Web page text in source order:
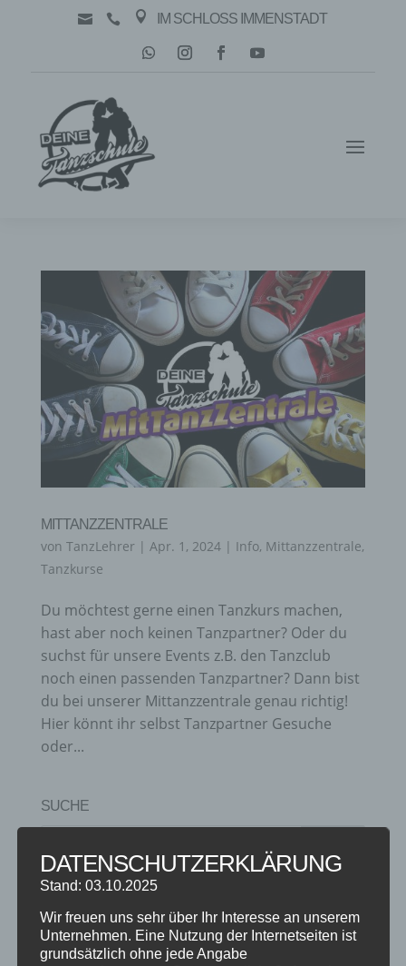
   IM SCHLOSS IMMENSTADT
MITTANZZENTRALE
von TanzLehrer | Apr. 1, 2024| Info, Mittanzzentrale,
Tanzkurse
Du möchtest gerne einen Tanzkurs machen,
hast aber noch keinen Tanzpartner? Oder du
suchst für unsere Events z.B. den Tanzclub
noch einen passenden Tanzpartner? Dann bist
du bei unserer Mittanzzentrale genau richtig!
Hier könnt ihr selbst Tanzpartner Gesuche
oder...
SUCHE
SCHNUPPERTAG 2026
Abschlussball 2026
DATENSCHUTZERKLÄRUNG
Stand: 03.10.2025
Wir freuen uns sehr über Ihr Interesse an unserem
Unternehmen. Eine Nutzung der Internetseiten ist
grundsätzlich ohne jede Angabe